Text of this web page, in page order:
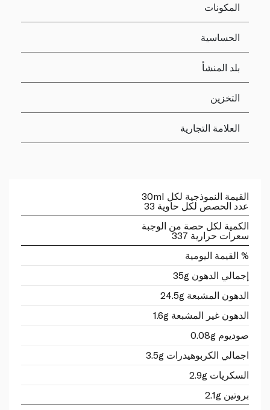
المكونات
الحساسية
بلد المنشأ
التخزين
العلامة التجارية
القيمة النموذجية لكل 30ml
عدد الحصص لكل حاوية 33
الكمية لكل حصة من الوجبة
سعرات حرارية 337
% القيمة اليومية
إجمالي الدهون 35g
الدهون المشبعة 24.5g
الدهون غير المشبعة 1.6g
صوديوم 0.08g
اجمالي الكربوهيدرات 3.5g
السكريات 2.9g
بروتين 2.1g